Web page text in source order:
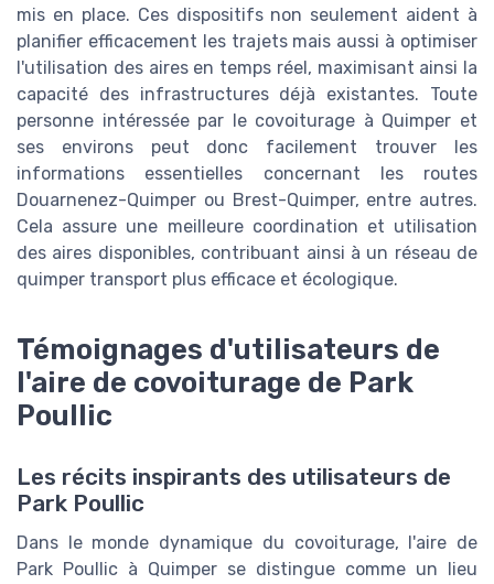
mis en place. Ces dispositifs non seulement aident à
planifier efficacement les trajets mais aussi à optimiser
l'utilisation des aires en temps réel, maximisant ainsi la
capacité des infrastructures déjà existantes. Toute
personne intéressée par le covoiturage à Quimper et
ses environs peut donc facilement trouver les
informations essentielles concernant les routes
Douarnenez-Quimper ou Brest-Quimper, entre autres.
Cela assure une meilleure coordination et utilisation
des aires disponibles, contribuant ainsi à un réseau de
quimper transport plus efficace et écologique.
Témoignages d'utilisateurs de
l'aire de covoiturage de Park
Poullic
Les récits inspirants des utilisateurs de
Park Poullic
Dans le monde dynamique du covoiturage, l'aire de
Park Poullic à Quimper se distingue comme un lieu